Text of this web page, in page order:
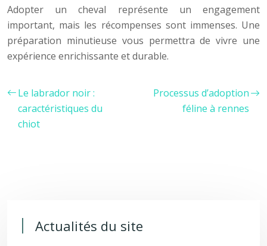
Adopter un cheval représente un engagement
important, mais les récompenses sont immenses. Une
préparation minutieuse vous permettra de vivre une
expérience enrichissante et durable.
Le labrador noir :
caractéristiques du
chiot
Processus d’adoption
féline à rennes
Actualités du site